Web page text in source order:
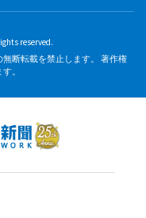
reserved.
断転載を禁止します。 著作権
。